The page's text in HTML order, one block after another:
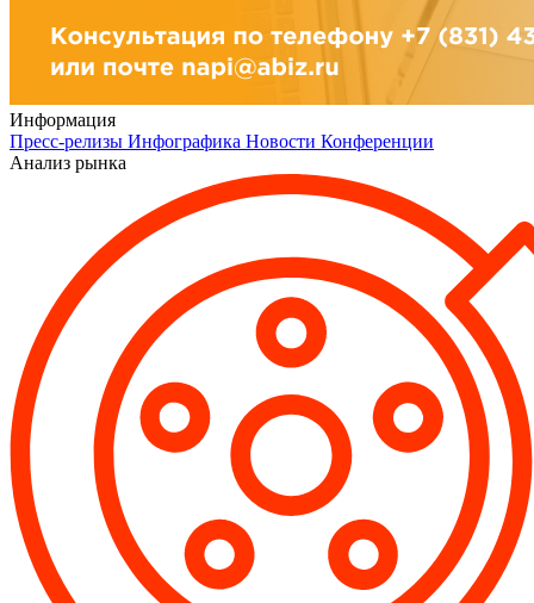
Информация
Пресс-релизы Инфографика Новости Конференции
Анализ рынка